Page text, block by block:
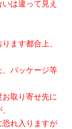
は違って見え
ます都合上、
パッケージ等
取り寄せ先に
れ入りますが